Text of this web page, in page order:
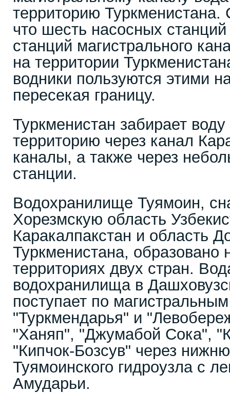
территорию Туркменистана.
что шесть насосных
станций магистрального
на территории
водники пользуются этими
пересекая границу.
Туркменистан забирает
территорию через канал
каналы, а также через
станции.
Водохранилище Туямоин,
Хорезмскую область
Каракалпакстан и область
Туркменистана, образовано
территориях двух стран.
водохранилища в
поступает по
"Туркмендарья" и
"Ханяп", "Джумабой Сока",
"Кипчок-Бозсув" через
Туямоинского гидроузла с
Амударьи.